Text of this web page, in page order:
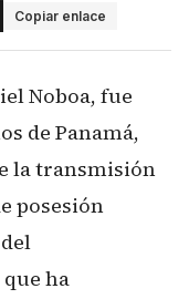
Copiar enlace
Noboa, fue
de Panamá,
la transmisión
posesión
ha